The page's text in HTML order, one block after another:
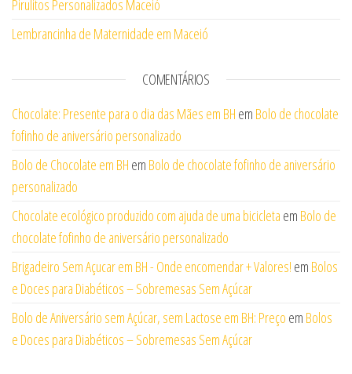
Pirulitos Personalizados Maceió
Lembrancinha de Maternidade em Maceió
COMENTÁRIOS
Chocolate: Presente para o dia das Mães em BH em Bolo de chocolate
fofinho de aniversário personalizado
Bolo de Chocolate em BH em Bolo de chocolate fofinho de aniversário
personalizado
Chocolate ecológico produzido com ajuda de uma bicicleta em Bolo de
chocolate fofinho de aniversário personalizado
Brigadeiro Sem Açucar em BH - Onde encomendar + Valores! em Bolos
e Doces para Diabéticos – Sobremesas Sem Açúcar
Bolo de Aniversário sem Açúcar, sem Lactose em BH: Preço em Bolos
e Doces para Diabéticos – Sobremesas Sem Açúcar